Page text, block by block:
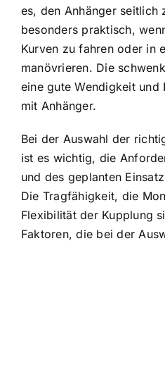
es, den Anhänger seitlich
besonders praktisch,
Kurven zu fahren oder in
manövrieren. Die
eine gute Wendigkeit und
mit Anhänger.
Bei der Auswahl der
ist es wichtig, die
und des geplanten
Die Tragfähigkeit, die
Flexibilität der Kupplung
Faktoren, die bei der